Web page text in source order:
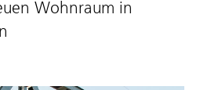
Wohnraum in